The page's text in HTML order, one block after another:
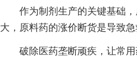
作为制剂生产的关键基础，
大，原料药的涨价断货是导致
破除医药垄断顽疾，让常用